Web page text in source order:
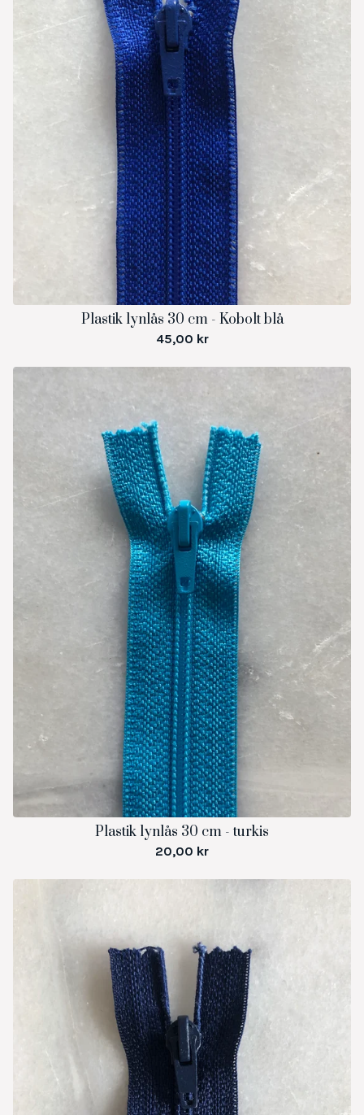
Plastik lynlås 30 cm - Kobolt blå
45,00 kr
Plastik lynlås 30 cm - turkis
20,00 kr